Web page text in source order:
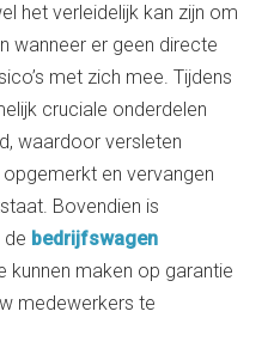
het verleidelijk kan zijn om
wanneer er geen directe
met zich mee. Tijdens
cruciale onderdelen
waardoor versleten
en vervangen
Bovendien is
de bedrijfswagen
kunnen maken op garantie
medewerkers te